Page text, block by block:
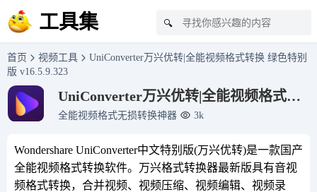
工具集 🔍
首页 视频工具
UniConverter万兴优转|全能视频格式转换 绿色特别
版 v16.5.9.323
UniConverter万兴优转|全能视频格式转
换 绿色特别版 v16.5.9.323
全能视频格式无损转换神器 3k
Wondershare UniConverter中文特别版(万兴优转)是一款国产
全能视频格式转换软件。万兴格式转换器最新版具有音视
频格式转换，合并视频、视频压缩、视频编辑、视频录